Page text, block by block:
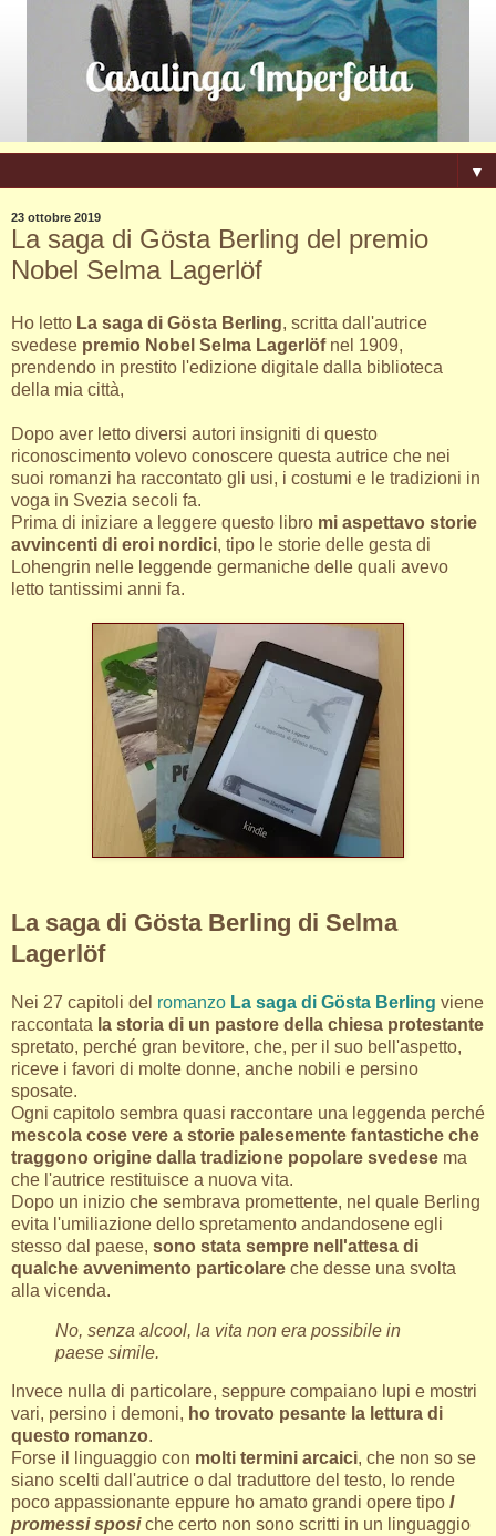
▼
23 ottobre 2019
La saga di Gösta Berling del premio
Nobel Selma Lagerlöf
Ho letto La saga di Gösta Berling, scritta dall'autrice
svedese premio Nobel Selma Lagerlöfnel 1909,
prendendo in prestito l'edizione digitale dalla biblioteca
della mia città,
Dopo aver letto diversi autori insigniti di questo
riconoscimento volevo conoscere questa autrice che nei
suoi romanzi ha raccontato gli usi, i costumi e le tradizioni in
voga in Svezia secoli fa.
Prima di iniziare a leggere questo libro mi aspettavo storie
avvincenti di eroi nordici, tipo le storie delle gesta di
Lohengrin nelle leggende germaniche delle quali avevo
letto tantissimi anni fa.
La saga di Gösta Berling di Selma
Lagerlöf
Nei 27 capitoli del romanzo La saga di Gösta Berling viene
raccontata la storia di un pastore della chiesa protestante
spretato, perché gran bevitore, che, per il suo bell'aspetto,
riceve i favori di molte donne, anche nobili e persino
sposate.
Ogni capitolo sembra quasi raccontare una leggenda perché
mescola cose vere a storie palesemente fantastiche che
traggono origine dalla tradizione popolare svedese ma
che l'autrice restituisce a nuova vita.
Dopo un inizio che sembrava promettente, nel quale Berling
evita l'umiliazione dello spretamento andandosene egli
stesso dal paese, sono stata sempre nell'attesa di
qualche avvenimento particolare che desse una svolta
alla vicenda.
No, senza alcool, la vita non era possibile in
paese simile.
Invece nulla di particolare, seppure compaiano lupi e mostri
vari, persino i demoni, ho trovato pesante la lettura di
questo romanzo.
Forse il linguaggio con molti termini arcaici, che non so se
siano scelti dall'autrice o dal traduttore del testo, lo rende
poco appassionante eppure ho amato grandi opere tipo I
promessi sposiche certo non sono scritti in un linguaggio